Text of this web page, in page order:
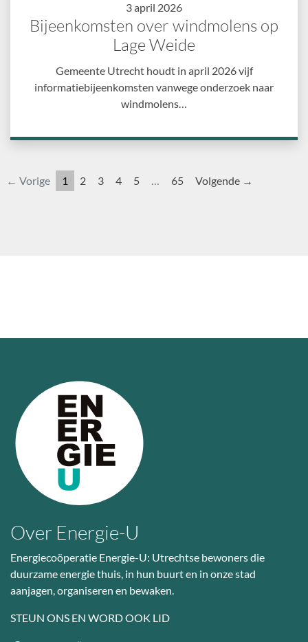
3 april 2026
Bijeenkomsten over windmolens op
Lage Weide
Gemeente Utrecht houdt in april 2026 vijf
informatiebijeenkomsten vanwege onderzoek naar
windmolens…
← Vorige 1 2 3 4 5 … 65 Volgende →
Over Energie-U
Energiecoöperatie Energie-U: Utrechtse bewoners die
duurzame energie thuis, in hun buurt en in onze stad
aanjagen, organiseren en bewaken.
STEUN ONS EN WORD OOK LID